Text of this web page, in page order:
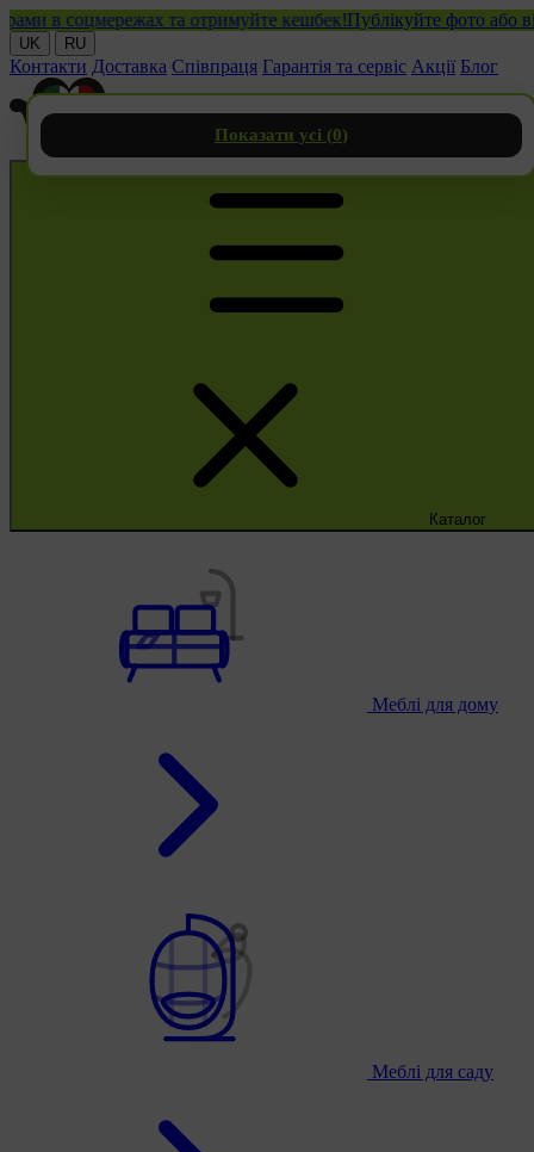
соцмережах та отримуйте кешбек!Публікуйте фото або відео
UK RU
Контакти Доставка Співпраця Гарантія та сервіс Акції Блог
Каталог
Меблі для дому
Меблі для саду
Показати усі (0)